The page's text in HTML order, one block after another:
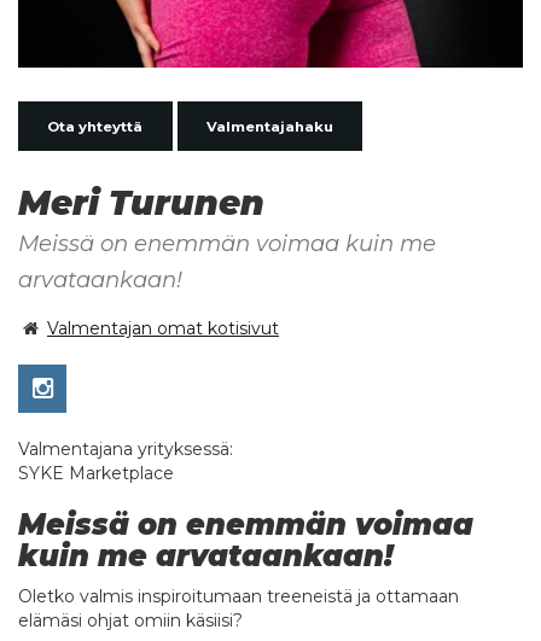
Ota yhteyttä Valmentajahaku
Meri Turunen
Meissä on enemmän voimaa kuin me
arvataankaan!
Valmentajan omat kotisivut
Valmentajana yrityksessä:
SYKE Marketplace
Meissä on enemmän voimaa
kuin me arvataankaan!
Oletko valmis inspiroitumaan treeneistä ja ottamaan
elämäsi ohjat omiin käsiisi?